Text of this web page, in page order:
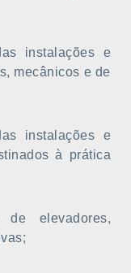
instalações e
mecânicos e de
instalações e
à prática
de elevadores,